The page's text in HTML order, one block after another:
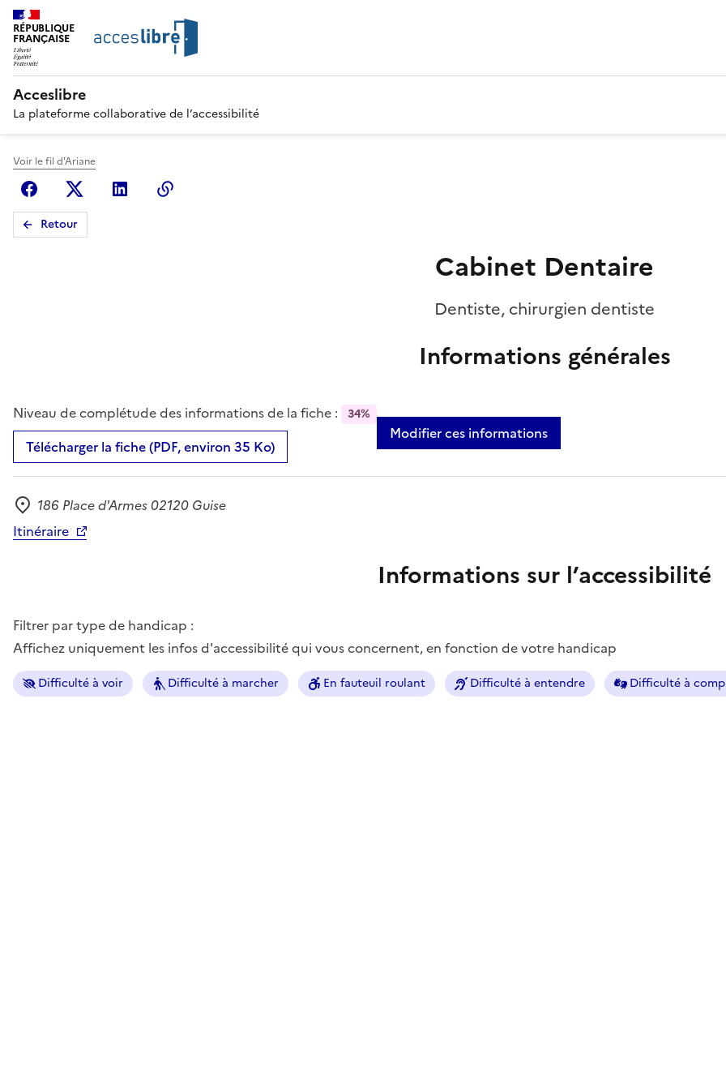
RÉPUBLIQUE
FRANÇAISE
Acceslibre
La plateforme collaborative de l’accessibilité
Voir le fil d'Ariane
FacebookX (anciennement Twitter)
Linkedin
Retour
Cabinet Dentaire
Dentiste, chirurgien dentiste
Informations générales
Niveau de complétude des informations de la fiche : 34%
Télécharger la fiche (PDF, environ 35 Ko)
Modifier ces informations
Adresse
186 Place d'Armes 02120 Guise
Itinéraire
Informations sur l’accessibilité
Filtrer par type de handicap :
Affichez uniquement les infos d'accessibilité qui vous concernent, en fonction de votre handicap
Difficulté à voir Difficulté à marcher En fauteuil roulant Difficulté à entendre Difficulté à